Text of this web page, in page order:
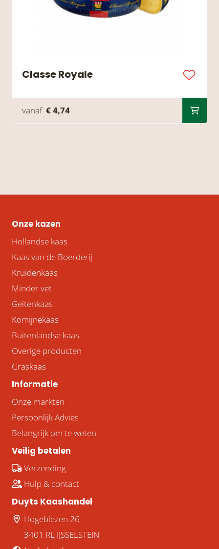
Classe Royale
vanaf € 4,74
Onze kazen
Hollandse kaas
Kaas van de Boerderij
Kruidenkaas
Minder vet
Geitenkaas
Komijnekaas
Buitenlandse kaas
Overige producten
Graskaas
Informatie
Onze markten
Persoonlijk Advies
Belangrijk om te weten
Veilig betalen
Verzending
Hulp & contact
Duyts Kaashandel
Hogebiezen 26
3401 RL IJSSELSTEIN